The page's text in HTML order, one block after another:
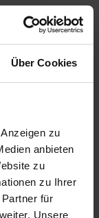
Über Cookies
zu
anbieten
zu
zu Ihrer
für
Unsere